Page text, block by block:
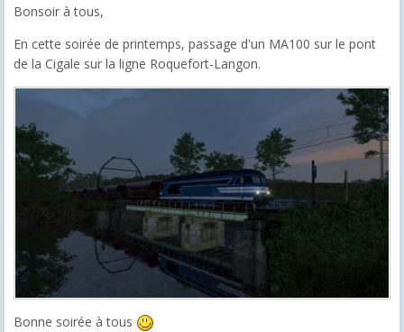
Bonsoir à tous,
En cette soirée de printemps, passage d'un MA100 sur le pont
de la Cigale sur la ligne Roquefort-Langon.
Bonne soirée à tous